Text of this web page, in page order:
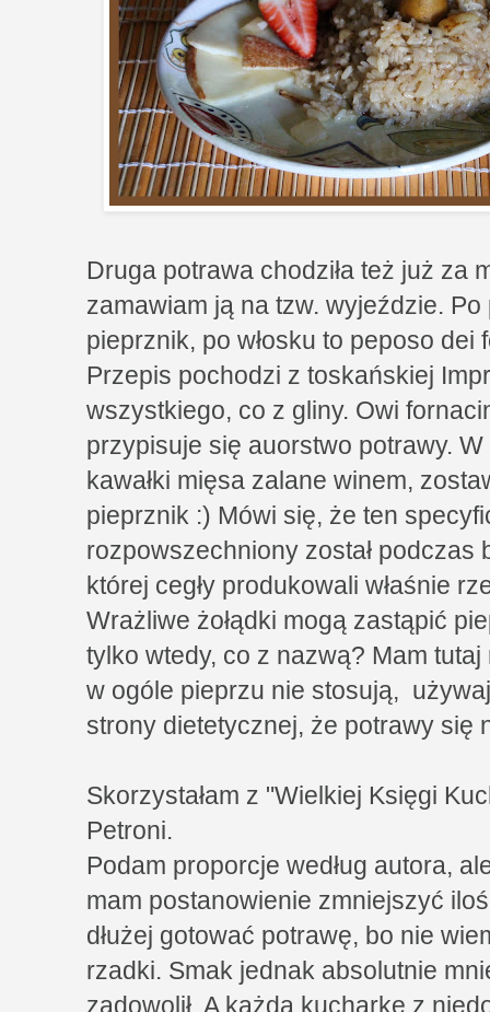
Druga potrawa chodziła też już za
zamawiam ją na tzw. wyjeździe.
pieprznik, po włosku to peposo dei
Przepis pochodzi z toskańskiej
wszystkiego, co z gliny. Owi
przypisuje się auorstwo potrawy.
kawałki mięsa zalane winem,
pieprznik :) Mówi się, że ten
rozpowszechniony został podczas
której cegły produkowali właśnie
Wrażliwe żołądki mogą zastąpić
tylko wtedy, co z nazwą? Mam
w ogóle pieprzu nie stosują,
strony dietetycznej, że potrawy się
Skorzystałam z "Wielkiej Księgi
Petroni.
Podam proporcje według autora,
mam postanowienie zmniejszyć
dłużej gotować potrawę, bo nie
rzadki. Smak jednak absolutnie
zadowolił. A każdą kucharkę z